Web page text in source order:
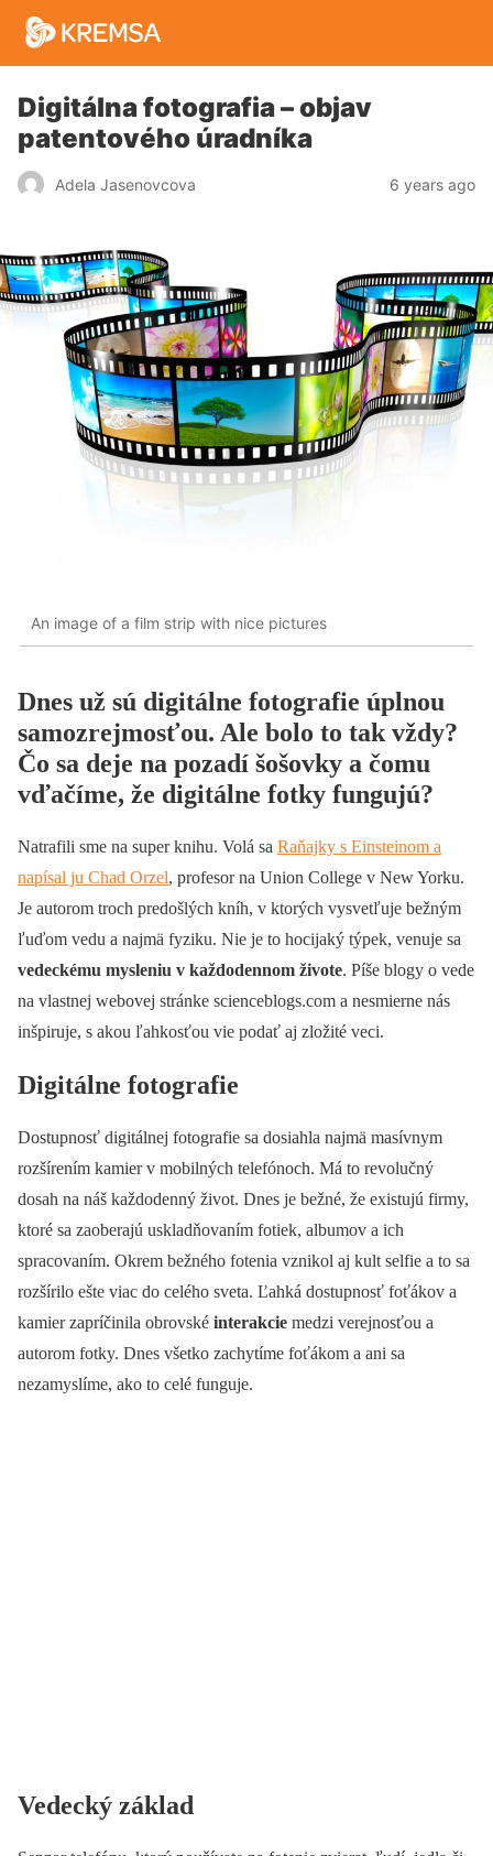
Digitálna fotografia – objav
patentového úradníka
Adela Jasenovcova 6 years ago
An image of a film strip with nice pictures
Dnes už sú digitálne fotografie úplnou
samozrejmosťou. Ale bolo to tak vždy?
Čo sa deje na pozadí šošovky a čomu
vďačíme, že digitálne fotky fungujú?
Natrafili sme na super knihu. Volá sa Raňajky s Einsteinom a
napísal ju Chad Orzel, profesor na Union College v New Yorku.
Je autorom troch predošlých kníh, v ktorých vysvetľuje bežným
ľuďom vedu a najmä fyziku. Nie je to hocijaký týpek, venuje sa
vedeckému mysleniu v každodennom živote. Píše blogy o vede
na vlastnej webovej stránke scienceblogs.com a nesmierne nás
inšpiruje, s akou ľahkosťou vie podať aj zložité veci.
Digitálne fotografie
Dostupnosť digitálnej fotografie sa dosiahla najmä masívnym
rozšírením kamier v mobilných telefónoch. Má to revolučný
dosah na náš každodenný život. Dnes je bežné, že existujú firmy,
ktoré sa zaoberajú uskladňovaním fotiek, albumov a ich
spracovaním. Okrem bežného fotenia vznikol aj kult selfie a to sa
rozšírilo ešte viac do celého sveta. Ľahká dostupnosť foťákov a
kamier zapríčinila obrovské interakcie medzi verejnosťou a
autorom fotky. Dnes všetko zachytíme foťákom a ani sa
nezamyslíme, ako to celé funguje.
Vedecký základ